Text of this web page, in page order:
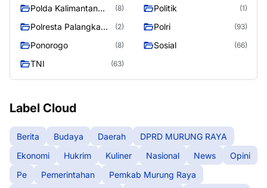
Polda Kalimantan
(8) Politik (1)
Polresta Palangka
(2) Polri (93)
Ponorogo (8) Sosial (66)
TNI (63)
Label Cloud
Berita Budaya Daerah
DPRD MURUNG RAYA
Ekonomi
Hukrim Kuliner Nasional News
Opini
Pe
Pemerintahan
Pemkab Murung Raya